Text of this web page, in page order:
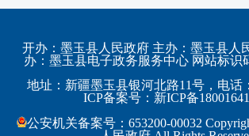
教育部
工业和信息化部
监察部
民政部
伊犁哈萨克自治州
阿勒泰地区
博尔塔拉蒙古自治州
开办：墨玉县人民政府 主办：墨玉县人
办：墨玉县电子政务服务中心 网站标识
地址：新疆墨玉县银河北路11号，电话
ICP备案号：新ICP备
公安机关备案号：653200-00032